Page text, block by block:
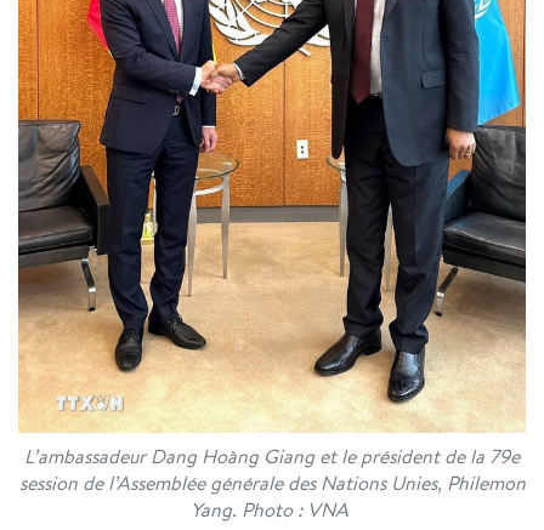
L’ambassadeur Dang Hoàng Giang et le président de la 79e
session de l’Assemblée générale des Nations Unies, Philemon
Yang. Photo : VNA